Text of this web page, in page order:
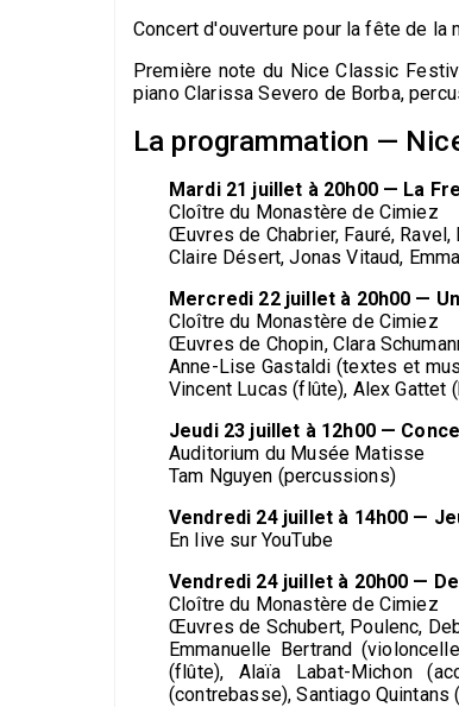
Concert d'ouverture pour la fête de la
Première note du Nice Classic
piano Clarissa Severo de Borba,
La programmation —
Mardi 21 juillet à 20h00 — La
Cloître du Monastère de Cimiez
Œuvres de Chabrier, Fauré, Ravel,
Claire Désert, Jonas Vitaud,
Mercredi 22 juillet à 20h00 —
Cloître du Monastère de Cimiez
Œuvres de Chopin, Clara
Anne-Lise Gastaldi (textes et
Vincent Lucas (flûte), Alex Gattet
Jeudi 23 juillet à 12h00 —
Auditorium du Musée Matisse
Tam Nguyen (percussions)
Vendredi 24 juillet à 14h00 —
En live sur YouTube
Vendredi 24 juillet à 20h00 —
Cloître du Monastère de Cimiez
Œuvres de Schubert, Poulenc,
Emmanuelle Bertrand
(flûte), Alaïa Labat-Michon
(contrebasse), Santiago Quintans